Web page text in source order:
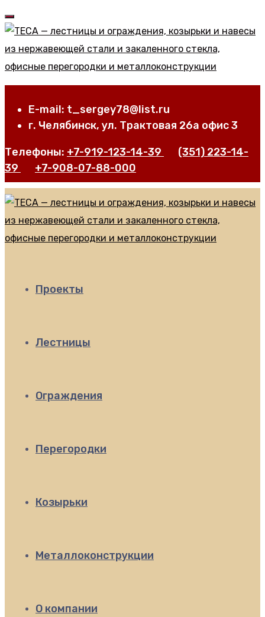
E-mail: t_sergey78@list.ru
г. Челябинск, ул. Трактовая 26а офис 3
Телефоны: +7-919-123-14-39
(351) 223-14-
39
+7-908-07-88-000
Проекты
Лестницы
Ограждения
Перегородки
Козырьки
Металлоконструкции
О компании